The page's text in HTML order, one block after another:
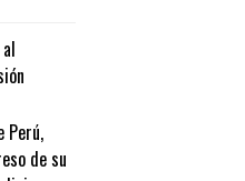
Perú,
de su